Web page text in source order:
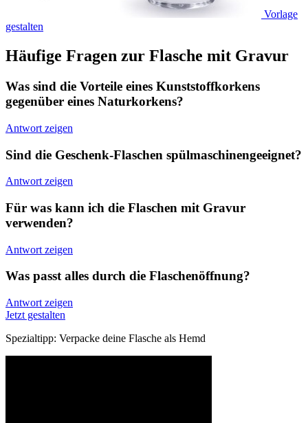
Vorlage
gestalten
Häufige Fragen zur Flasche mit Gravur
Was sind die Vorteile eines Kunststoffkorkens
gegenüber eines Naturkorkens?
Antwort zeigen
Sind die Geschenk-Flaschen spülmaschinengeeignet?
Antwort zeigen
Für was kann ich die Flaschen mit Gravur
verwenden?
Antwort zeigen
Was passt alles durch die Flaschenöffnung?
Antwort zeigen
Jetzt gestalten
Spezialtipp: Verpacke deine Flasche als Hemd